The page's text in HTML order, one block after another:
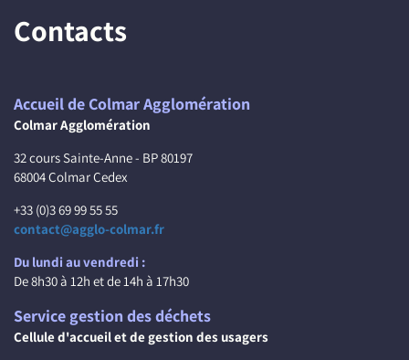
Contacts
Accueil de Colmar Agglomération
Colmar Agglomération
32 cours Sainte-Anne - BP 80197
68004 Colmar Cedex
+33 (0)3 69 99 55 55
contact@agglo-colmar.fr
Du lundi au vendredi :
De 8h30 à 12h et de 14h à 17h30
Service gestion des déchets
Cellule d'accueil et de gestion des usagers